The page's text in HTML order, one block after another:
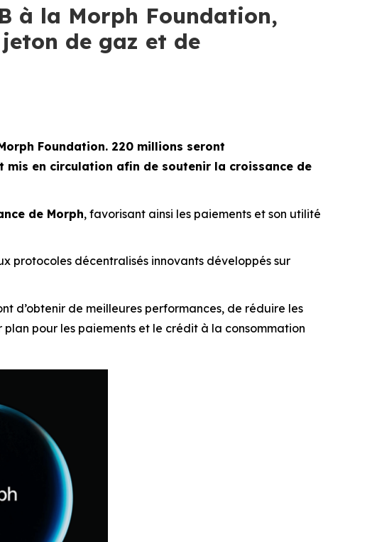
à la Morph Foundation,
de gaz et de
Foundation. 220 millions seront
en circulation afin de soutenir la croissance de
de Morph, favorisant ainsi les paiements et son utilité
protocoles décentralisés innovants développés sur
d’obtenir de meilleures performances, de réduire les
pour les paiements et le crédit à la consommation